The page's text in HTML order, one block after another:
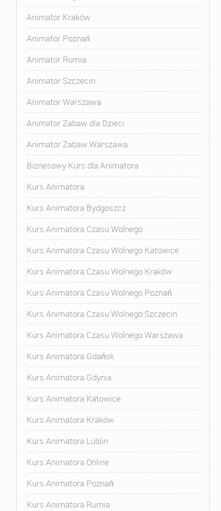
Animator Kraków
Animator Poznań
Animator Rumia
Animator Szczecin
Animator Warszawa
Animator Zabaw dla Dzieci
Animator Zabaw Warszawa
Biznesowy Kurs dla Animatora
Kurs Animatora
Kurs Animatora Bydgoszcz
Kurs Animatora Czasu Wolnego
Kurs Animatora Czasu Wolnego Katowice
Kurs Animatora Czasu Wolnego Kraków
Kurs Animatora Czasu Wolnego Poznań
Kurs Animatora Czasu Wolnego Szczecin
Kurs Animatora Czasu Wolnego Warszawa
Kurs Animatora Gdańsk
Kurs Animatora Gdynia
Kurs Animatora Katowice
Kurs Animatora Kraków
Kurs Animatora Lublin
Kurs Animatora Online
Kurs Animatora Poznań
Kurs Animatora Rumia